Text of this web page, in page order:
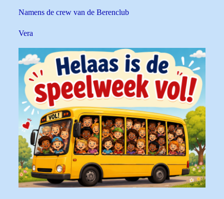
Namens de crew van de Berenclub
Vera